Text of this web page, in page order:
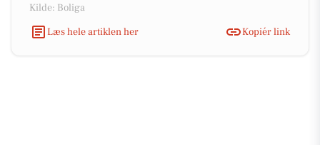
Kilde: Boliga
Læs hele artiklen her
Kopiér link